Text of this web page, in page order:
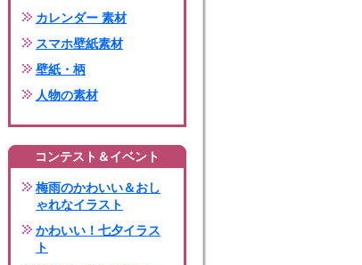
カレンダー 素材
スマホ壁紙素材
壁紙・柄
人物の素材
コンテスト＆イベント
梅雨のかわいい＆おし
ゃれなイラスト
かわいい！七夕イラス
ト